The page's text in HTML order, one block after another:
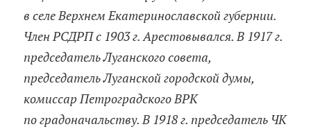
в селе Верхнем Екатеринославской губернии.
Член РСДРП с 1903 г. Арестовывался. В 1917 г.
председатель Луганского совета,
председатель Луганской городской думы,
комиссар Петроградского ВРК
по градоначальству. В 1918 г. председатель ЧК